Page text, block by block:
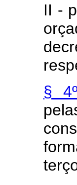
II -
§